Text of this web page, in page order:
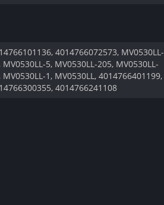
4014766072573, MV0530LL-
MV0530LL-5, MV0530LL-205, MV0530LL-
MV0530LL-1, MV0530LL, 4014766401199,
4014766241108